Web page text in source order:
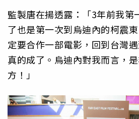
監製唐在揚透露：「3年前我第
了也是第一次到烏迪內的柯震
定要合作一部電影，回到台灣
真的成了。烏迪內對我而言，
方！」